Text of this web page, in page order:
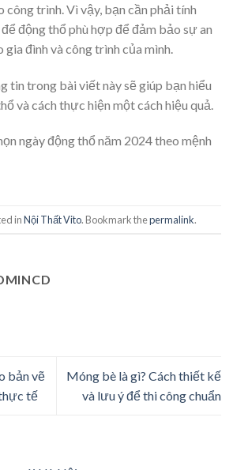
công trình. Vì vậy, bạn cần phải tính
động thổ phù hợp để đảm bảo sự an
gia đình và công trình của mình.
tin trong bài viết này sẽ giúp bạn hiểu
và cách thực hiện một cách hiệu quả.
ngày động thổnăm 2024 theo mệnh
inNội Thất Vito. Bookmark thepermalink.
bản vẽ
tế
Móng bè là gì? Cách thiết kế
và lưu ý để thi công chuẩn